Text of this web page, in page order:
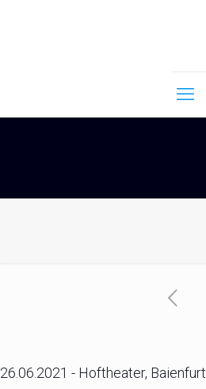
26.06.2021 - Hoftheater, Baienfurt